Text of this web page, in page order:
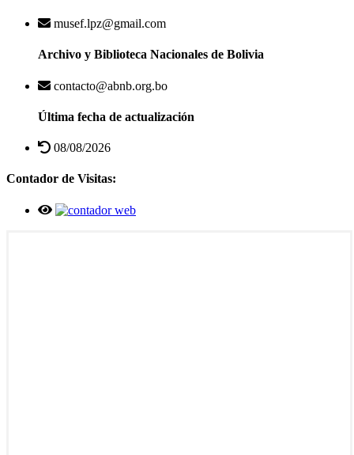
musef.lpz@gmail.com
Archivo y Biblioteca Nacionales de Bolivia
contacto@abnb.org.bo
Última fecha de actualización
08/08/2026
Contador de Visitas: